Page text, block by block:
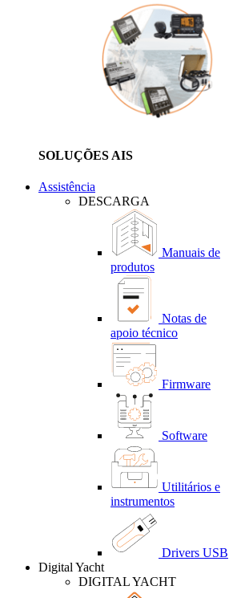
SOLUÇÕES AIS
Assistência
DESCARGA
Manuais de
produtos
Notas de
apoio técnico
Firmware
Software
Utilitários e
instrumentos
Drivers USB
Digital Yacht
DIGITAL YACHT